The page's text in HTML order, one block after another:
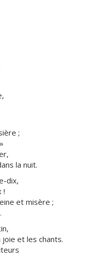
;
la nuit.
dix,
!
et misère ;
et les chants.